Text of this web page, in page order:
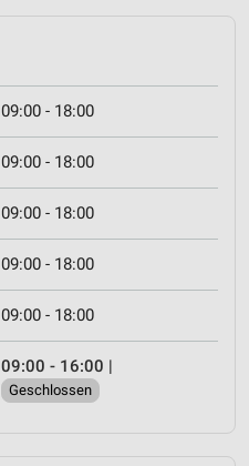
09:00 - 18:00
09:00 - 18:00
09:00 - 18:00
09:00 - 18:00
09:00 - 18:00
09:00 - 16:00 |
Geschlossen